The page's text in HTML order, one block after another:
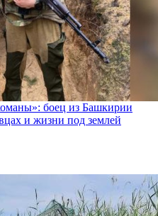
боец из Башкирии
и жизни под землей